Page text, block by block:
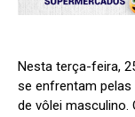
Nesta terça-feira,
se enfrentam
de vôlei masculino.